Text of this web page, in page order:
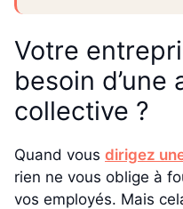
Votre
besoin d’une
collective ?
Quand vous dirigez
rien ne vous oblige à
vos employés. Mais